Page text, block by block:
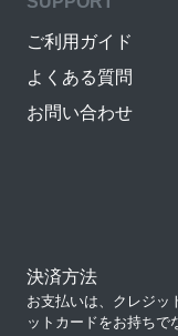
ご利用ガイド
よくある質問
お問い合わせ
決済方法
お支払いは、クレジッ
ットカードをお持ちで